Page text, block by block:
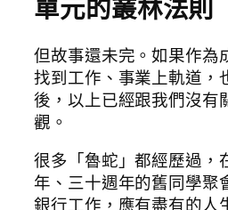
單元的叢林法則
但故事還未完。如果作為
找到工作、事業上軌道，
後，以上已經跟我們沒有
觀。
很多「魯蛇」都經歷過，
年、三十週年的舊同學聚
銀行工作，應有盡有的人